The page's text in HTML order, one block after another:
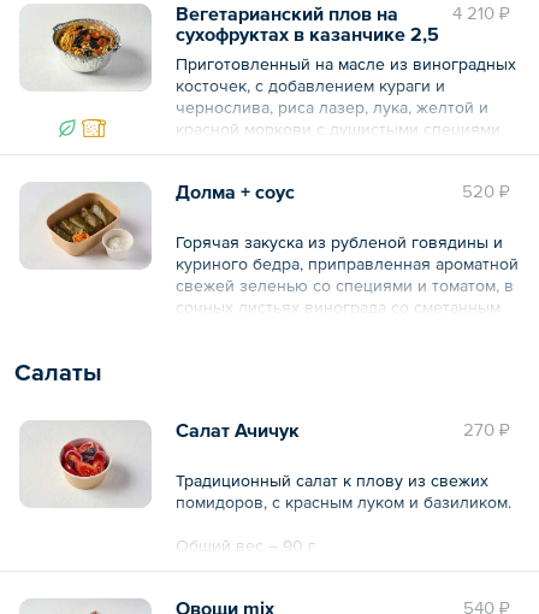
4 210 ₽
Вегетарианский плов на
сухофруктах в казанчике 2,5
кг
Приготовленный на масле из виноградных
косточек, с добавлением кураги и
чернослива, риса лазер, лука, желтой и
красной моркови с душистыми специями.
520 ₽
Долма + соус
Горячая закуска из рубленой говядины и
куриного бедра, приправленная ароматной
свежей зеленью со специями и томатом, в
сочных листьях винограда со сметанным
Салаты
270 ₽
Салат Ачичук
Традиционный салат к плову из свежих
помидоров, с красным луком и базиликом.
Общий вес – 90 г
540 ₽
Овощи mix